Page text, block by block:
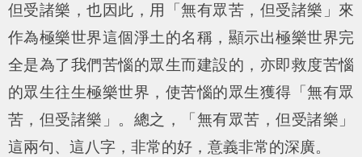
但受諸樂，也因此，用「無有眾苦，但受諸樂」來
作為極樂世界這個淨土的名稱，顯示出極樂世界完
全是為了我們苦惱的眾生而建設的，亦即救度苦惱
的眾生往生極樂世界，使苦惱的眾生獲得「無有眾
苦，但受諸樂」。總之，「無有眾苦，但受諸樂」
這兩句、這八字，非常的好，意義非常的深廣。